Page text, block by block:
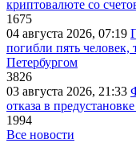
криптовалюте со
1675
04 августа 2026, 07:19
погибли пять человек,
Петербургом
3826
03 августа 2026, 21:33
отказа в
1994
Все новости